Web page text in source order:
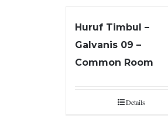
Huruf Timbul –
Galvanis 09 –
Common Room
Details